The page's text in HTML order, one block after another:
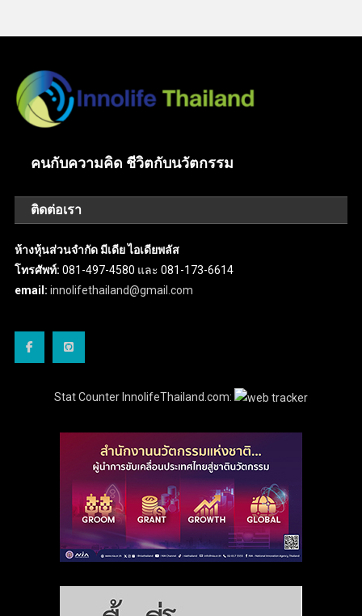
คนกับความคิด ชีวิตกับนวัตกรรม
ติดต่อเรา
ห้างหุ้นส่วนจำกัด มีเดีย ไอเดียพลัส
โทรศัพท์: 081-497-4580 และ 081-173-6614
email: innolifethailand@gmail.com
Stat Counter InnolifeThailand.com: